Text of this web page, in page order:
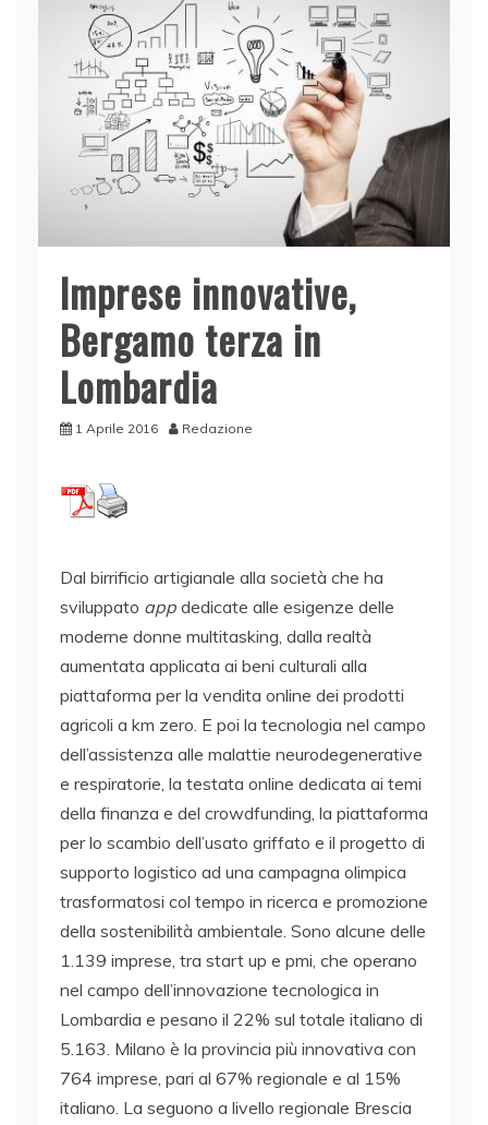
Imprese innovative,
Bergamo terza in
Lombardia
1 Aprile 2016 Redazione
Dal birrificio artigianale alla società che ha
sviluppato app dedicate alle esigenze delle
moderne donne multitasking, dalla realtà
aumentata applicata ai beni culturali alla
piattaforma per la vendita online dei prodotti
agricoli a km zero. E poi la tecnologia nel campo
dell’assistenza alle malattie neurodegenerative
e respiratorie, la testata online dedicata ai temi
della finanza e del crowdfunding, la piattaforma
per lo scambio dell’usato griffato e il progetto di
supporto logistico ad una campagna olimpica
trasformatosi col tempo in ricerca e promozione
della sostenibilità ambientale. Sono alcune delle
1.139 imprese, tra start up e pmi, che operano
nel campo dell’innovazione tecnologica in
Lombardia e pesano il 22% sul totale italiano di
5.163. Milano è la provincia più innovativa con
764 imprese, pari al 67% regionale e al 15%
italiano. La seguono a livello regionale Brescia